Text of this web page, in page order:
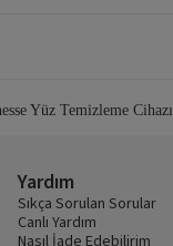
Yüz Temizleme Cihazı
Yardım
Sıkça Sorulan Sorular
Canlı Yardım
Nasıl İade Edebilirim